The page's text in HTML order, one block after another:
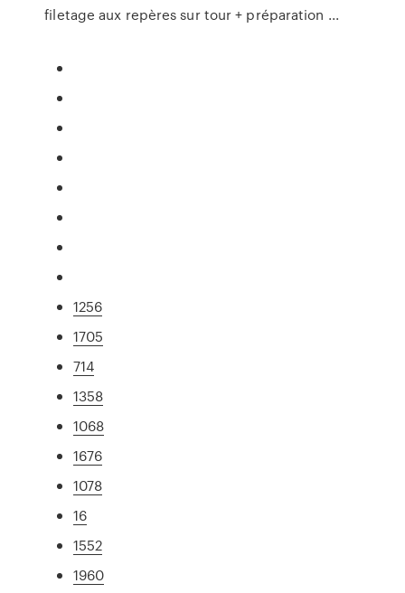
filetage aux repères sur tour + préparation ...
1256
1705
714
1358
1068
1676
1078
16
1552
1960